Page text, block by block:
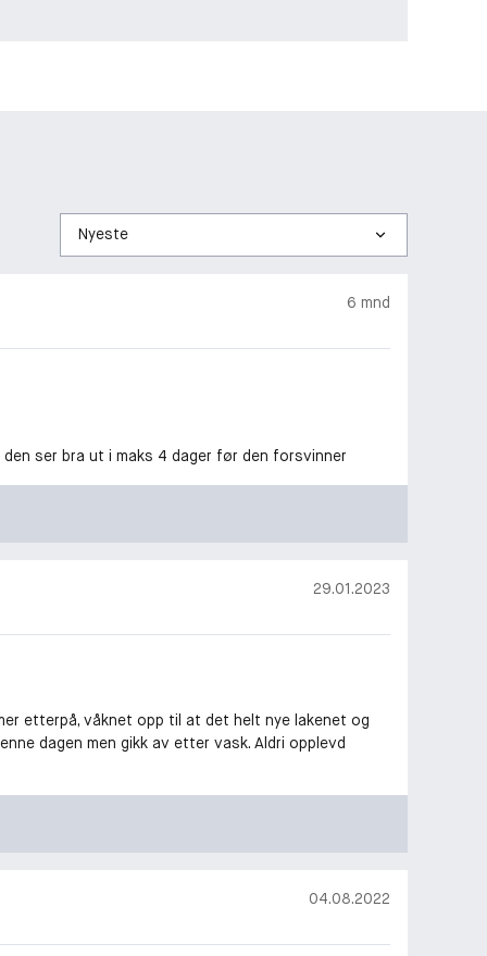
Sorter
etter
6 mnd
ser bra ut i maks 4 dager før den forsvinner
29.01.2023
etterpå, våknet opp til at det helt nye lakenet og
dagen men gikk av etter vask. Aldri opplevd
04.08.2022